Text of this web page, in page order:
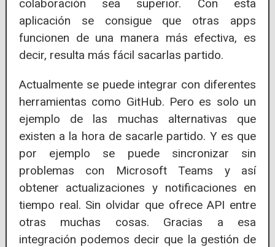
colaboración sea superior. Con esta
aplicación se consigue que otras apps
funcionen de una manera más efectiva, es
decir, resulta más fácil sacarlas partido.
Actualmente se puede integrar con diferentes
herramientas como GitHub. Pero es solo un
ejemplo de las muchas alternativas que
existen a la hora de sacarle partido. Y es que
por ejemplo se puede sincronizar sin
problemas con Microsoft Teams y así
obtener actualizaciones y notificaciones en
tiempo real. Sin olvidar que ofrece API entre
otras muchas cosas. Gracias a esa
integración podemos decir que la gestión de